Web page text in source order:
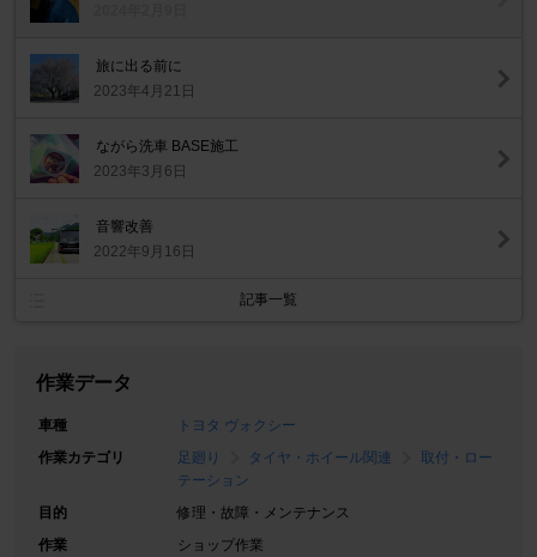
旅に出る前に
2023年4月21日
ながら洗車 BASE施工
2023年3月6日
音響改善
2022年9月16日
記事一覧
作業データ
車種
トヨタ ヴォクシー
作業カテゴリ
足廻り タイヤ・ホイール関連
取付・ロー
テーション
目的
修理・故障・メンテナンス
作業
ショップ作業